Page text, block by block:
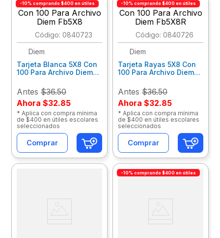
-10% comprando $400 en útiles
: 0840723
Diem
Tarjeta Blanca 5X8 Con
100 Para Archivo Diem
Antes $36.50
Ahora $32.85
* Aplica con compra mínima
de $400 en útiles escolares
seleccionados
Comprar
-10% comprando $400 en útiles
: 0840726
Diem
Tarjeta Rayas 5X8 Con
100 Para Archivo Diem
Antes $36.50
Ahora $32.85
* Aplica con compra mínima
de $400 en útiles escolares
seleccionados
Comprar
-10% comprando $400 en útiles